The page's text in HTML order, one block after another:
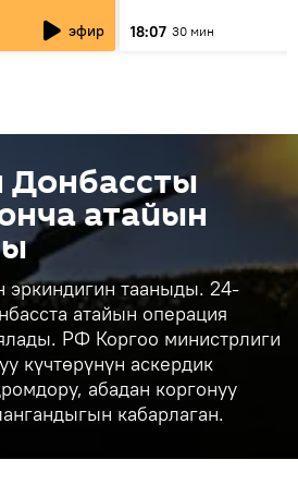
эфир 18:07 30 мин
Донбассты
атайын
эркиндигин тааныды. 24-
атайын операция
РФ Коргоо министрлиги
күчтөрүнүн аскердик
абадан коргонуу
кабарлаган.